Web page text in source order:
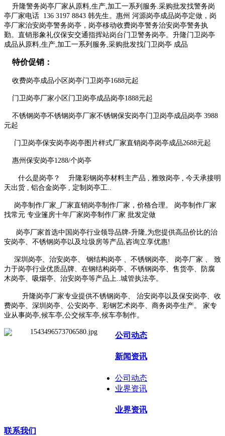
升隆警务岗亭厂家从原料,生产,加工一系列服务.采购批发找警务岗
亭厂家电话 136 3197 8843 韩先生。惠州 河源岗亭成品岗亭定做，岗
亭厂家治安岗亭警务岗亭，岗亭移动收费岗亭警务治安岗亭警务执
勤。直销形象礼仪保安交通指挥站岗台门卫警务岗亭。升隆门卫岗亭
成品从原料,生产,加工一系列服务,采购批发找门卫岗亭 成品
特价促销：
收费岗亭成品小区岗亭门卫岗亭1688元起
门卫岗亭厂家小区门卫岗亭成品岗亭1888元起
不锈钢岗亭不锈钢岗亭厂家不锈钢保安岗亭门卫岗亭成品岗亭 3988
元起
门卫岗亭保安岗亭岗亭图片样式厂家直销岗亭岗亭成品2688元起
惠州保安岗亭1288/个岗亭
什么是岗亭？ 升隆彩钢岗亭材料主产品 , 雅致岗亭 , 今天承接明
天出货 , 铝合金岗亭 , 定制岗亭工..
岗亭制作厂家_厂家直销岗亭制作厂家，价格合理。 岗亭制作厂家
找常元 专业篷房十年厂家岗亭制作厂家 批发定做
岗亭厂家首选中国岗亭行业领导品牌-升隆,为您提供高品价比的治
安岗亭、不锈钢岗亭以及垃圾房等产品,咨询立享优惠!
深圳岗亭、治安岗亭、 钢结构岗亭 、不锈钢岗亭、 岗亭厂家 、 致
力于岗亭行业优质品牌、在钢结构岗亭、不锈钢岗亭、售货亭、防腐
木岗亭、吸烟亭、治安岗亭等产品上..城管执法亭。
升隆岗亭厂家专业提供不锈钢岗亭、 治安岗亭以及保安岗亭、收
费岗亭、深圳岗亭、公安岗亭、彩钢艺术岗亭、商务岗亭生产。 家专
业从事岗亭,候车亭,公交候车亭,候车亭制作。
公司动态
新闻资讯
公司动态
业界资讯
业界资讯
联系我们